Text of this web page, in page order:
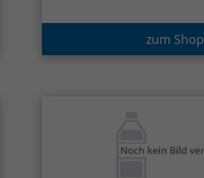
zum Shop